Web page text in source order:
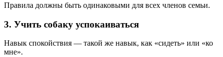
Правила должны быть одинаковыми для всех членов семьи.
3. Учить собаку успокаиваться
Навык спокойствия — такой же навык, как «сидеть» или «ко
мне».